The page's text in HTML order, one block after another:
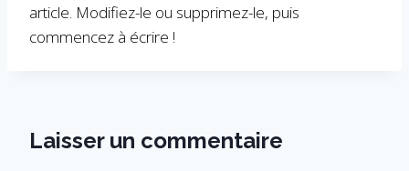
article. Modifiez-le ou supprimez-le, puis
commencez à écrire !
Laisser un commentaire